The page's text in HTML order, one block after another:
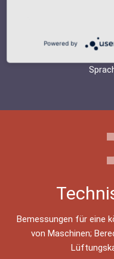
Bemessungen für eine
von Maschinen;
Powered by